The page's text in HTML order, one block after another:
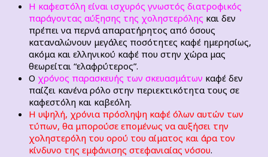
Η καφεστόλη είναι ισχυρός γνωστός διατροφικός
παράγοντας αύξησης της χοληστερόλης και δεν
πρέπει να περνά απαρατήρητος από όσους
καταναλώνουν μεγάλες ποσότητες καφέ ημερησίως,
ακόμα και ελληνικού καφέ που στην χώρα μας
θεωρείται “ελαφρύτερος”.
Ο χρόνος παρασκευής των σκευασμάτων καφέ δεν
παίζει κανένα ρόλο στην περιεκτικότητα τους σε
καφεστόλη και καβεόλη.
Η υψηλή, χρόνια πρόσληψη καφέ όλων αυτών των
τύπων, θα μπορούσε επομένως να αυξήσει την
χοληστερόλη του ορού του αίματος και άρα τον
κίνδυνο της εμφάνισης στεφανιαίας νόσου.